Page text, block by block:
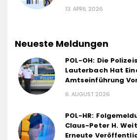
13. APRIL 2026
Neueste Meldungen
POL-OH: Die
Lauterbach Hat
Amtseinführung
6. AUGUST 2026
POL-HR:
Claus-Peter H.
Erneute